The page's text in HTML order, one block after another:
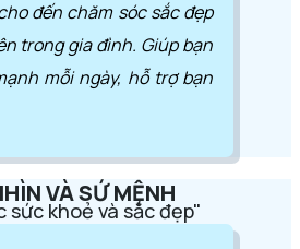
đến chăm sóc sắc đẹp
trong gia đình. Giúp bạn
mỗi ngày, hỗ trợ bạn
VÀ SỨ MỆNH
sức khoẻ và sắc đẹp"